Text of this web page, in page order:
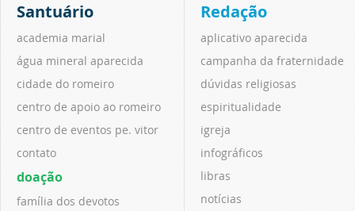
Santuário
academia marial
água mineral aparecida
cidade do romeiro
centro de apoio ao romeiro
centro de eventos pe. vitor
contato
doação
família dos devotos
Redação
aplicativo aparecida
campanha da fraternidade
dúvidas religiosas
espiritualidade
igreja
infográficos
libras
notícias